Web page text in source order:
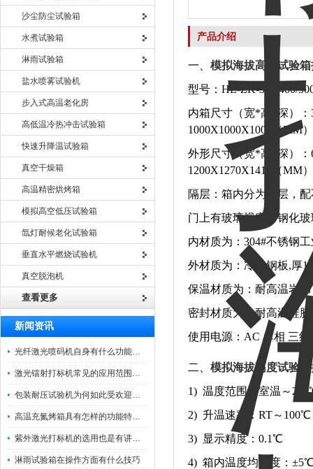
沙尘防尘试验箱
水煮试验箱
淋雨试验箱
盐水喷雾试验机
步入式高温老化房
高低温冷热冲击试验箱
快速升降温试验箱
真空干燥箱
高温精密烘烤箱
模拟高空低压试验箱
氙灯耐候老化试验箱
垂直水平燃烧试验机
真空脱泡机
查看更多
新闻资讯
光纤激光喷码机自身有什么功能？不妨看看下文
激光镭射打标机常见的应用范围如下
包装耐压试验机为何如此受欢迎呢？
高温充氮烤箱具有怎样的功能特点呢？
紫外激光打标机的选用也是有讲究的
淋雨试验箱在操作方面有什么技巧
产品介绍
一、 模拟海拔高度试验箱
型号：HE-ZK-300/400/
内箱尺寸（宽*高*深）：
1000X1000X1000（MM）
外形尺寸（宽*高*深）：
1200X1270X1410（MM）
隔层：箱内分为二层，
门上有玻璃视窗：钢化
内材质为：304#不锈钢
外材质为：冷轧钢板,厚
保温材质为：耐高温岩
密封材质为：耐高温硅
使用电源：AC 单相 三线
二、 模拟海拔高度试验箱
1) 温度范围：室温～
2) 升温速率：RT～100℃
3) 显示精度：0.1℃
4) 箱内温度均匀度：